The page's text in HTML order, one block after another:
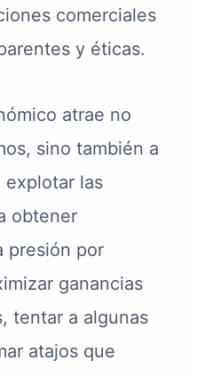
comerciales
y éticas.
atrae no
sino también a
explotar las
obtener
presión por
ganancias
tentar a algunas
atajos que